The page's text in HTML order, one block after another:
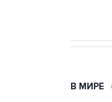
В МИРЕ